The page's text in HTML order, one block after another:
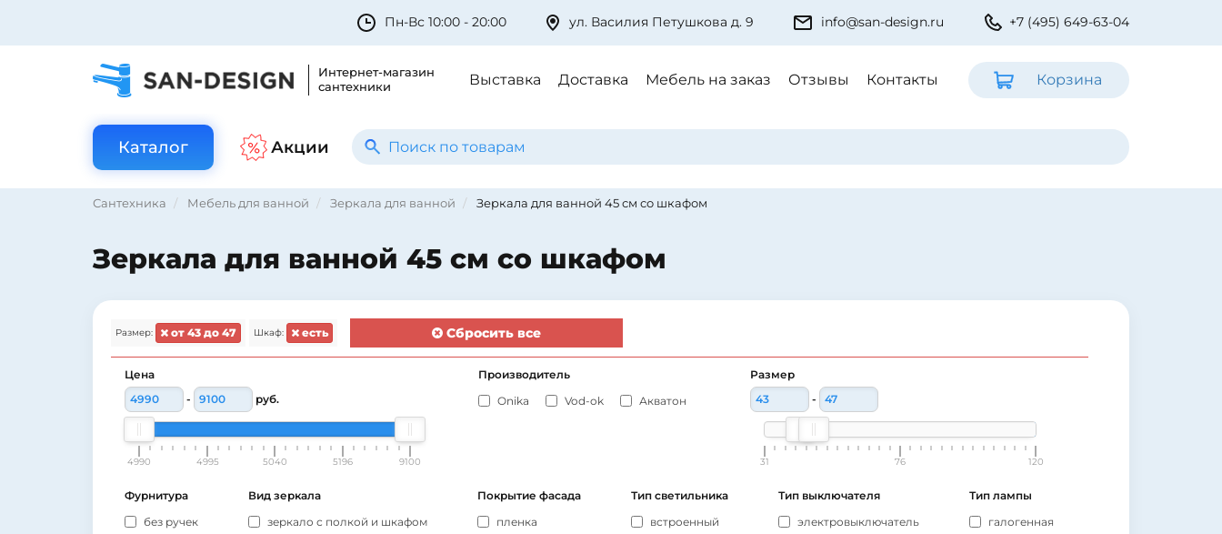
Пн-Вс 10:00 - 20:00 ул. Василия Петушкова д. 9 info@san-design.ru +7 (495) 649-63-04
Интернет-магазин
сантехники
Выставка Доставка Мебель на заказ Отзывы Контакты Корзина
Каталог Акции
Сантехника Мебель для ванной Зеркала для ванной Зеркала для ванной 45 см со шкафом
Зеркала для ванной 45 см со шкафом
Размер: от 43 до 47 Шкаф: есть Сбросить все
Цена
-
руб.
4990 4995 5040 5196 9100
Производитель
Onika
Vod-ok Акватон
Размер
-
31 76 120
Фурнитура
без ручек
Вид зеркала
зеркало с полкой и шкафом
Покрытие фасада
пленка
Тип светильника
встроенный
Тип выключателя
электровыключатель
Тип лампы
галогенная